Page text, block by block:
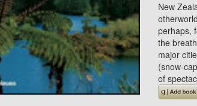
New
perhaps,
the
major
(snow-
of